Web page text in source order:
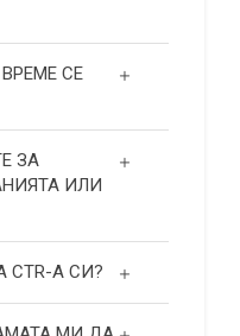
СЕ
ЗА
ИЛИ
СТR-А СИ?